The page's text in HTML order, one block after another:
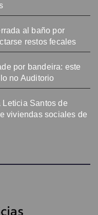
al baño por
restos fecales
por bandeira: este
no Auditorio
Leticia Santos de
viviendas sociales de